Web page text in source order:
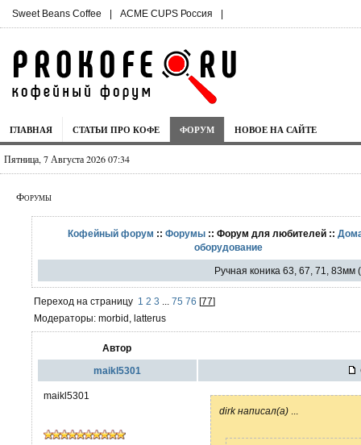
Sweet Beans Coffee | ACME CUPS Россия |
ГЛАВНАЯ СТАТЬИ ПРО КОФЕ ФОРУМ НОВОЕ НА САЙТЕ
Пятница, 7 Августа 2026 07:34
Форумы
Кофейный форум ::Форумы :: Форум для любителей ::
оборудование
Ручная коника 63, 67, 71, 83мм
Переход на страницу 1 2 3 75 76 [77]
Модераторы: morbid, latterus
Автор
maikl5301
maikl5301
dirk написал(а)